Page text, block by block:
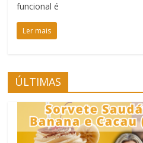
funcional é
Ler mais
ÚLTIMAS